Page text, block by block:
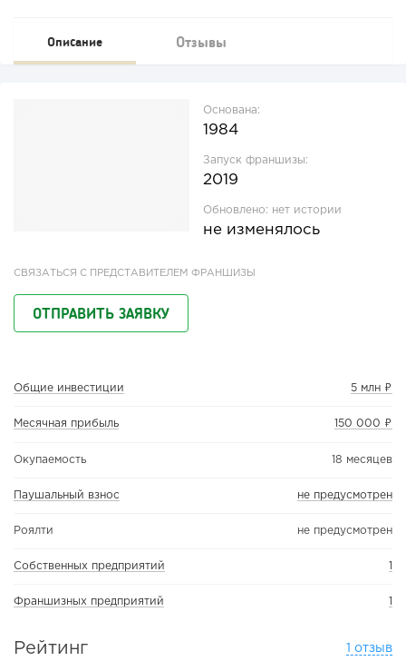
Описание Отзывы
Основана:
1984
Запуск франшизы:
2019
Обновлено: нет истории
не изменялось
СВЯЗАТЬСЯ С ПРЕДСТАВИТЕЛЕМ ФРАНШИЗЫ
ОТПРАВИТЬ ЗАЯВКУ
Общие инвестиции 5 млн ₽
Месячная прибыль 150 000 ₽
Окупаемость 18 месяцев
Паушальный взнос не предусмотрен
Роялти не предусмотрен
Собственных предприятий 1
Франшизных предприятий 1
Рейтинг 1 отзыв